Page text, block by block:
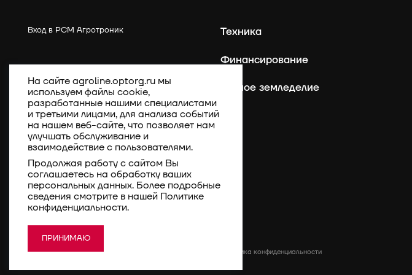
Вход в РСМ Агротроник
Техника
Финансирование
Точное земледелие
Политика конфиденциальности
На сайте agroline.optorg.ru мы
используем файлы cookie,
разработанные нашими специалистами
и третьими лицами, для анализа событий
на нашем веб-сайте, что позволяет нам
улучшать обслуживание и
взаимодействие с пользователями.
Продолжая работу с сайтом Вы
соглашаетесь на обработку ваших
персональных данных. Более подробные
сведения смотрите в нашей Политике
конфиденциальности.
ПРИНИМАЮ